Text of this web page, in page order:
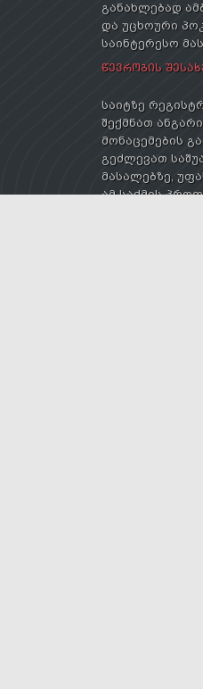
განახლებად
და უცხოური
საინტერესო
ᲬᲔᲕᲠᲝᲑᲘᲡ
საიტზე
შექმნათ
მონაცემების
გეძლევათ
მასალებზე,
ამ საქმის